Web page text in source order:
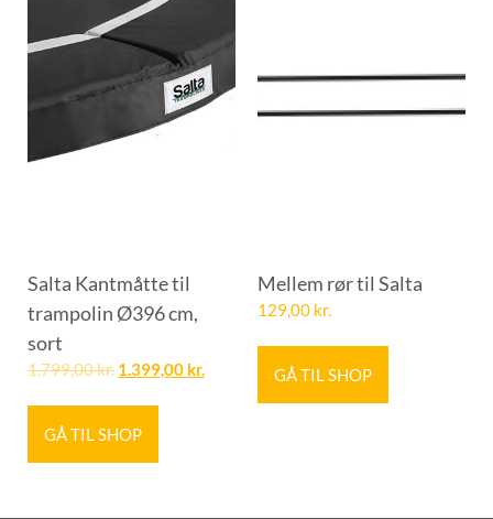
Salta Kantmåtte til
trampolin Ø396 cm,
sort
1.799,00kr. 1.399,00 kr.
GÅ TIL SHOP
Mellem rør til Salta
129,00 kr.
GÅ TIL SHOP